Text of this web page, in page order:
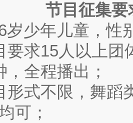
节目征集要
岁少年儿童，性
要求15人以上团
，全程播出；
形式不限，舞蹈
可；